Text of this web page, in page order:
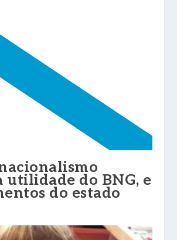
utilidade do BNG, e
do estado